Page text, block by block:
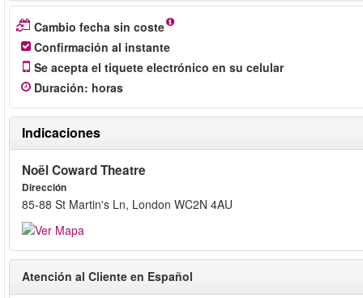
Cambio fecha sin coste
Confirmación al instante
Se acepta el tiquete electrónico en su celular
Duración: horas
Indicaciones
Noël Coward Theatre
Dirección
85-88 St Martin's Ln, London WC2N 4AU
Atención al Cliente en Español